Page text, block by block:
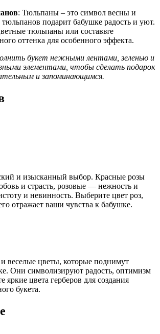
: Тюльпаны – это символ весны и
подарит бабушке радость и уют.
тюльпаны или составьте
оттенка для особенного эффекта.
букет нежными лентами, зеленью и
элементами, чтобы сделать подарок
и запоминающимся.
и изысканный выбор. Красные розы
и страсть, розовые — нежность и
и невинность. Выберите цвет роз,
отражает ваши чувства к бабушке.
веселые цветы, которые поднимут
Они символизируют радость, оптимизм
яркие цвета герберов для создания
букета.